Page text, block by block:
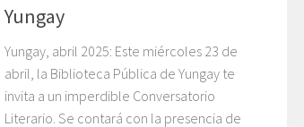
Yungay
Yungay, abril 2025: Este miércoles 23 de
abril, la Biblioteca Pública de Yungay te
invita a un imperdible Conversatorio
Literario. Se contará con la presencia de